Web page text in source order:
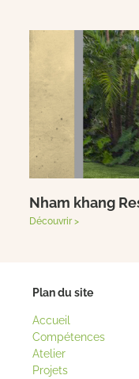
Nham khang
Découvrir >
Plan du site
Accueil
Compétences
Atelier
Projets